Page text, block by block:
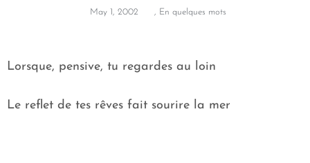
May 1, 2002 , En quelques mots
Lorsque, pensive, tu regardes au loin
Le reflet de tes rêves fait sourire la mer